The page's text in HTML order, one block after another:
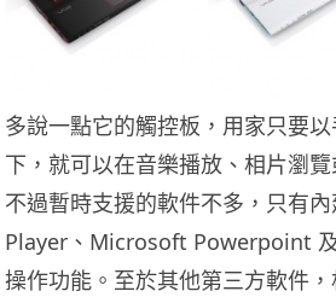
多說一點它的觸控板，用家只要
下，就可以在音樂播放、相片瀏
不過暫時支援的軟件不多，只有
Player、Microsoft Powerpoint
操作功能。至於其他第三方軟件